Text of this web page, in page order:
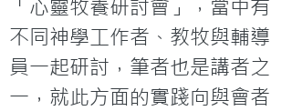
「心靈牧養研討會」，當中有
不同神學工作者、教牧與輔導
員一起研討，筆者也是講者之
一，就此方面的實踐向與會者